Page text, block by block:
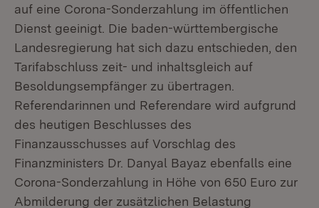
auf eine Corona-Sonderzahlung im öffentlichen
Dienst geeinigt. Die baden-württembergische
Landesregierung hat sich dazu entschieden, den
Tarifabschluss zeit- und inhaltsgleich auf
Besoldungsempfänger zu übertragen.
Referendarinnen und Referendare wird aufgrund
des heutigen Beschlusses des
Finanzausschusses auf Vorschlag des
Finanzministers Dr. Danyal Bayaz ebenfalls eine
Corona-Sonderzahlung in Höhe von 650 Euro zur
Abmilderung der zusätzlichen Belastung